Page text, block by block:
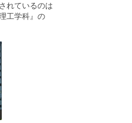
れているのは
工学科』の